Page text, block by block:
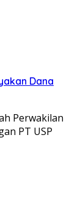
Dana
Perwakilan
PT USP